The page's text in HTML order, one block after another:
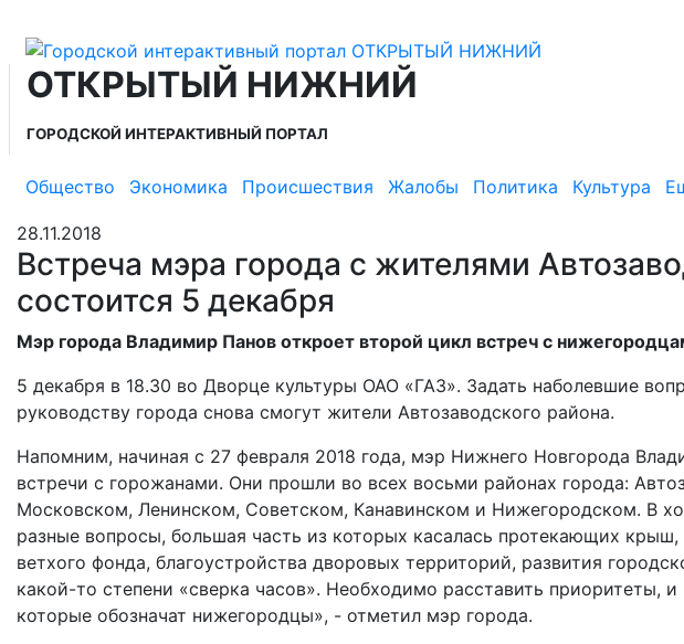
ОТКРЫТЫЙ НИЖНИЙ
ГОРОДСКОЙ ИНТЕРАКТИВНЫЙ ПОРТАЛ
Общество Экономика Происшествия Жалобы Политика Культура
28.11.2018
Встреча мэра города с жителями
состоится 5 декабря
Мэр города Владимир Панов откроет второй цикл встреч с
5 декабря в 18.30 во Дворце культуры ОАО «ГАЗ». Задать наболевшие
руководству города снова смогут жители Автозаводского района.
Напомним, начиная с 27 февраля 2018 года, мэр Нижнего Новгорода
встречи с горожанами. Они прошли во всех восьми районах города:
Московском, Ленинском, Советском, Канавинском и Нижегородском. В
разные вопросы, большая часть из которых касалась протекающих крыш,
ветхого фонда, благоустройства дворовых территорий, развития
какой-то степени «сверка часов». Необходимо расставить приоритеты,
которые обозначат нижегородцы», - отметил мэр города.